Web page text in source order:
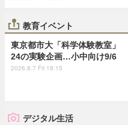
教育イベント
東京都市大「科学体験教室」
24の実験企画…小中向け9/6
2026.8.7 Fri 18:15
デジタル生活